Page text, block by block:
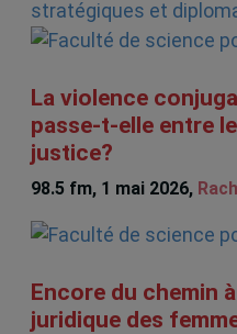
La violence
passe-t-elle entre
justice?
98.5 fm, 1 mai 2026,
Encore du chemin
juridique des